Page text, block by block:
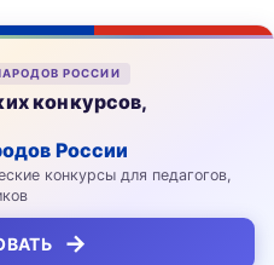
РОССИИ
конкурсов,
России
конкурсы для педагогов,
→